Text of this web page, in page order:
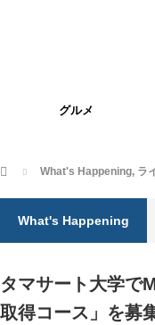
グルメ
ホーム What's Happening, ラ
What's Happening
タマサート大学で
取得コース」を募